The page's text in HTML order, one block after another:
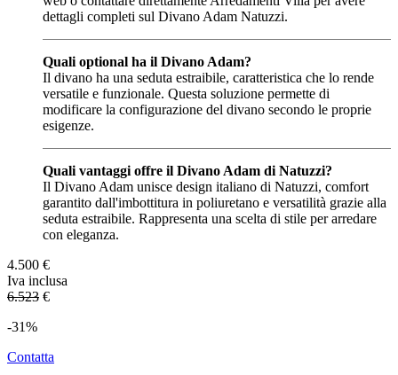
dettagli completi sul Divano Adam Natuzzi.
Quali optional ha il Divano Adam?
Il divano ha una seduta estraibile, caratteristica che lo rende
versatile e funzionale. Questa soluzione permette di
modificare la configurazione del divano secondo le proprie
esigenze.
Quali vantaggi offre il Divano Adam di Natuzzi?
Il Divano Adam unisce design italiano di Natuzzi, comfort
garantito dall'imbottitura in poliuretano e versatilità grazie alla
seduta estraibile. Rappresenta una scelta di stile per arredare
con eleganza.
4.500 €
Iva inclusa
6.523 €
-31%
Contatta